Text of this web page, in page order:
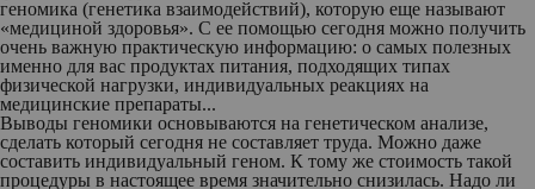
геномика (генетика взаимодействий), которую еще называют
«медициной здоровья». С ее помощью сегодня можно получить
очень важную практическую информацию: о самых полезных
именно для вас продуктах питания, подходящих типах
физической нагрузки, индивидуальных реакциях на
медицинские препараты...
Выводы геномики основываются на генетическом анализе,
сделать который сегодня не составляет труда. Можно даже
составить индивидуальный геном. К тому же стоимость такой
процедуры в настоящее время значительно снизилась. Надо ли